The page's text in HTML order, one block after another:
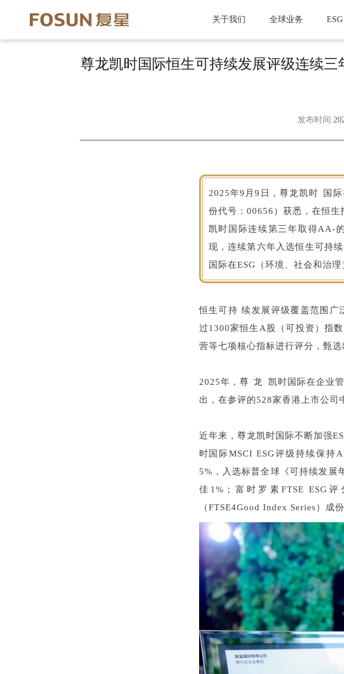
关于我们 全球业务 ESG
尊龙凯时国际恒生可持续发展评级连续
发布时间:
2025年9月9日，尊龙凯时
份代号：00656）获悉，在恒生
凯时国际连续第三年取得AA-
现，连续第六年入选恒生可持
国际在ESG（环境、社会和治理
恒生可持续发展评级覆盖范
过1300家恒生A股（可投资）指
营等七项核心指标进行评分，甄
2025年，尊龙凯时
出，在参评的528家香港上市公司
近年来，尊龙凯时国际不断加强ESG
时国际MSCI ESG评级持续保持
5%，入选标普全球《可持续发展
佳1%；富时罗素FTSE ESG
（FTSE4Good Index Series）成份